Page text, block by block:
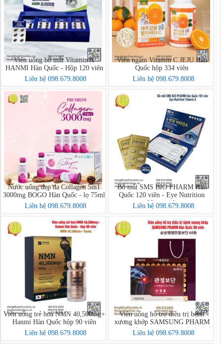
Viên uống bổ mắt Vitamin A
HANMI Hàn Quốc - Hộp 120 viên
Liên hệ 098.679.8008
Viên ngậm Vitamin C JEJU Hàn
Quốc hộp 334 viên
Liên hệ 098.679.8008
Nước uống đẹp da Collagen 5in1
3000mg BOGO Hàn Quốc - lọ 75ml
Liên hệ 098.679.8008
Bổ mắt SMS BIO PHARM Hàn
Quốc 120 viên - Eye Nutrition
Vitamin A
Liên hệ 098.679.8008
Viên uống trẻ hoá NMN 40,500mg+
Hanmi Hàn Quốc hộp 90 viên
Liên hệ 098.679.8008
Viên uống hỗ trợ điều trị bệnh
xương khớp SAMSUNG PHARM
Hàn Quốc 60 viên - 삼성쌩쌩관절
보단 60환
Liên hệ 098.679.8008